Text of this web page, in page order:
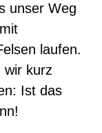
unser Weg
laufen.
wir kurz
Ist das